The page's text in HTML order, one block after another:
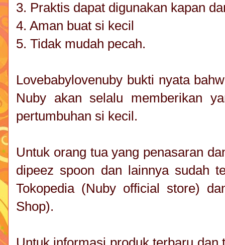
3. Praktis dapat digunakan kapan
4. Aman buat si kecil
5. Tidak mudah pecah.
Lovebabylovenuby bukti nyata
Nuby akan selalu memberikan
pertumbuhan si kecil.
Untuk orang tua yang penasaran
dipeez spoon dan lainnya sudah
Tokopedia (Nuby official store)
Shop).